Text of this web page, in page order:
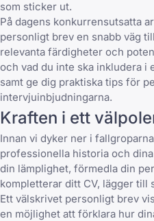
som sticker ut.
På dagens konkurrensutsatta
personligt brev en snabb väg
relevanta färdigheter och
och vad du inte ska inkludera i
samt ge dig praktiska tips för
intervjuinbjudningarna.
Kraften i ett
Innan vi dyker ner i
professionella historia och
din lämplighet, förmedla din
kompletterar ditt CV, lägger
Ett välskrivet personligt brev
en möjlighet att förklara hur